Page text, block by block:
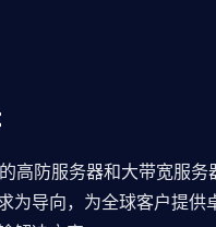
高防服务器和大带宽服务
为导向，为全球客户提供